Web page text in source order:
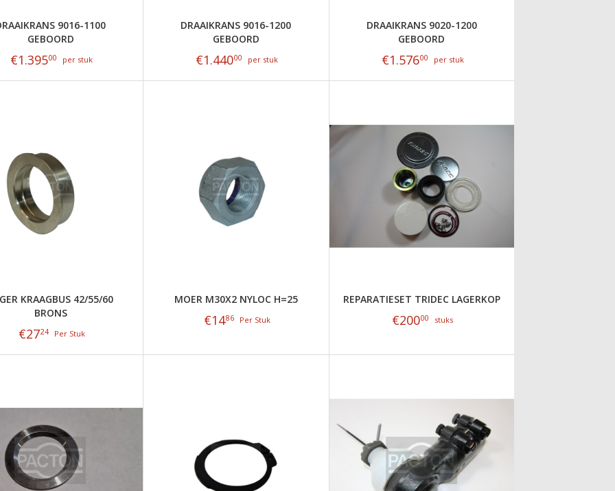
9016-1100
GEBOORD
€1.39500 per stuk
DRAAIKRANS 9016-1200
GEBOORD
€1.44000 per stuk
DRAAIKRANS 9020-1200
GEBOORD
€1.57600 per stuk
KRAAGBUS 42/55/60
BRONS
€2724 Per Stuk
MOER M30X2 NYLOC H=25
€1486 Per Stuk
REPARATIESET TRIDEC LAGERKOP
€20000 stuks